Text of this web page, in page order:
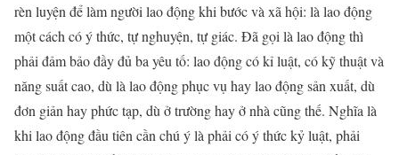
rèn luyện để làm người lao động khi bước và xã hội: là lao động
một cách có ý thức, tự nghuyện, tự giác. Đã gọi là lao động thì
phải đảm bảo đầy đủ ba yêu tố: lao động có kỉ luật, có kỹ thuật và
năng suất cao, dù là lao động phục vụ hay lao động sản xuất, dù
đơn giản hay phức tạp, dù ở trường hay ở nhà cũng thế. Nghĩa là
khi lao động đầu tiên cần chú ý là phải có ý thức kỷ luật, phải